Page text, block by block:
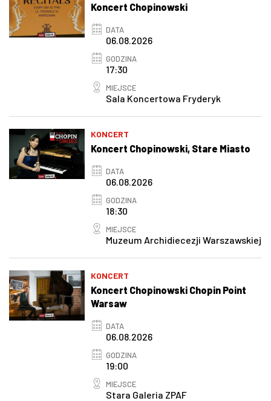
Koncert Chopinowski
DATA
06.08.2026
GODZINA
17:30
MIEJSCE
Sala Koncertowa Fryderyk
KONCERT
Koncert Chopinowski, Stare Miasto
DATA
06.08.2026
GODZINA
18:30
MIEJSCE
Muzeum Archidiecezji Warszawskiej
KONCERT
Koncert Chopinowski Chopin Point
Warsaw
DATA
06.08.2026
GODZINA
19:00
MIEJSCE
Stara Galeria ZPAF